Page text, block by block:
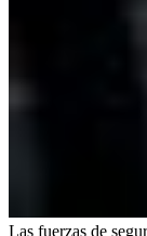
Las fuerzas de